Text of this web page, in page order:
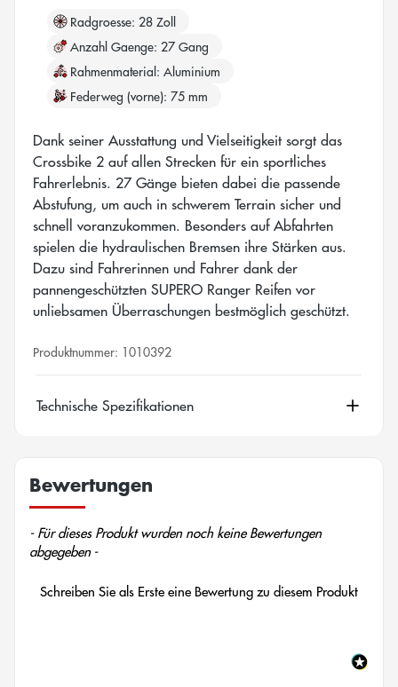
Radgroesse 28 Zoll
Anzahl Gaenge 27 Gang
Rahmenmaterial Aluminium
Federweg (vorne) 75 mm
Dank seiner Ausstattung und Vielseitigkeit sorgt das
Crossbike 2 auf allen Strecken für ein sportliches
Fahrerlebnis. 27 Gänge bieten dabei die passende
Abstufung, um auch in schwerem Terrain sicher und
schnell voranzukommen. Besonders auf Abfahrten
spielen die hydraulischen Bremsen ihre Stärken aus.
Dazu sind Fahrerinnen und Fahrer dank der
pannengeschützten SUPERO Ranger Reifen vor
unliebsamen Überraschungen bestmöglich geschützt.
Produktnummer: 1010392
Technische Spezifikationen
Bewertungen
- Für dieses Produkt wurden noch keine Bewertungen
abgegeben -
Schreiben Sie als Erste eine Bewertung zu diesem Produkt
New content loaded